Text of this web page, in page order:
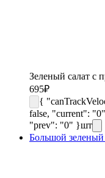
Зеленый салат с
695₽
{
false, "current":
"prev": "0" }шт
Большой зеленый